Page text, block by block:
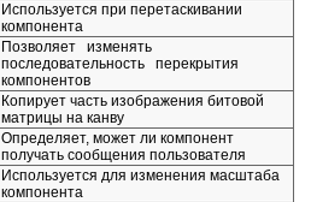
Используется при перетаскивании
компонента
Позволяет изменять
последовательность перекрытия
компонентов
Копирует часть изображения битовой
матрицы на канву
Определяет, может ли компонент
получать сообщения пользователя
Используется для изменения масштаба
компонента